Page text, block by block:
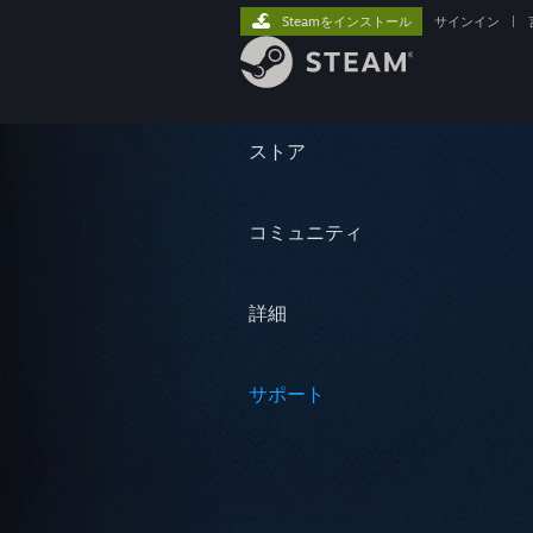
ストア
コミュニティ
詳細
サポート
Steamをインストール サインイン